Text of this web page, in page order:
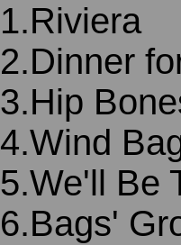
1.Riviera
2.Dinner
3.Hip
4.Wind
5.We'll Be
6.Bags'